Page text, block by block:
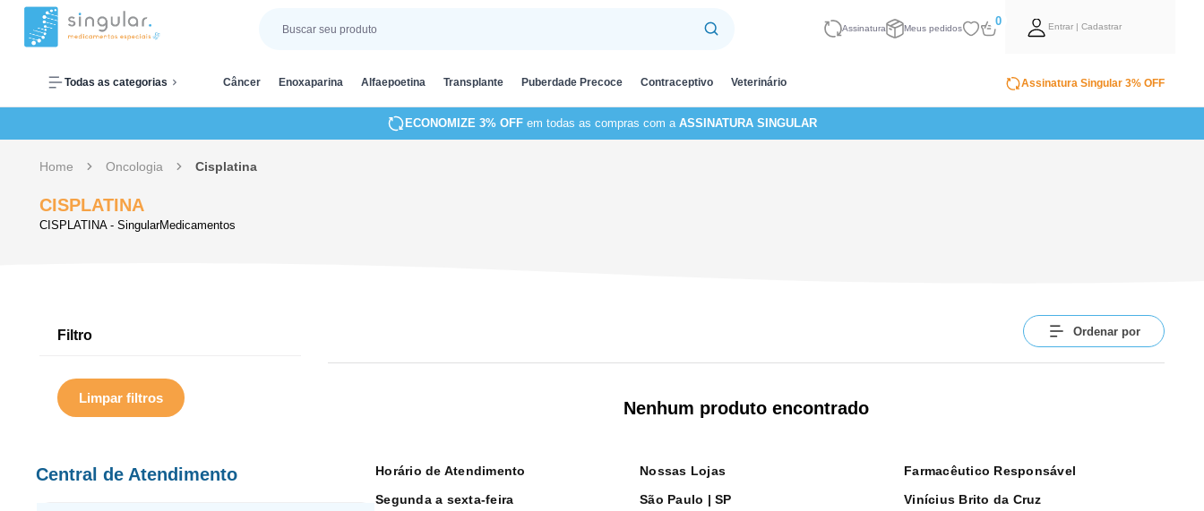
Assinatura Meus pedidos
0 Entrar | Cadastrar
Todas as categorias Câncer Enoxaparina Alfaepoetina Transplante Puberdade Precoce Contraceptivo Veterinário Assinatura Singular 3% OFF
ECONOMIZE 3% OFF em todas as compras com a ASSINATURA SINGULAR
Home Oncologia Cisplatina
CISPLATINA
CISPLATINA - SingularMedicamentos
Filtro
Limpar filtros
Ordenar por
Nenhum produto encontrado
Central de Atendimento
Horário de Atendimento
Segunda a sexta-feira
Nossas Lojas
São Paulo | SP
Farmacêutico Responsável
Vinícius Brito da Cruz